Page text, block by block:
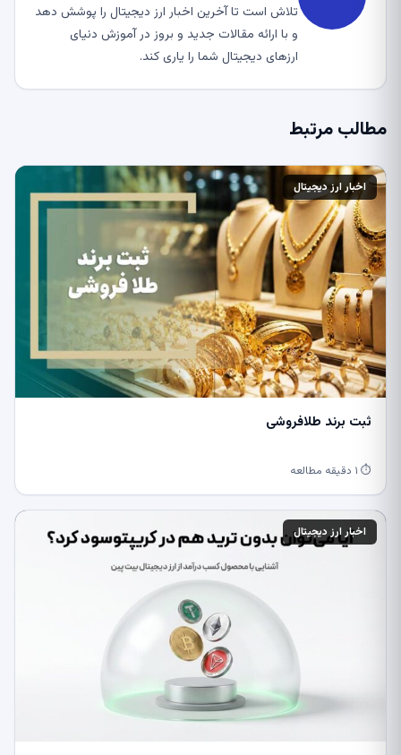
تلاش است تا آخرین اخبار ارز دیجیتال را پوشش دهد
و با ارائه مقالات جدید و بروز در آموزش دنیای
ارزهای دیجیتال شما را یاری کند.
مطالب مرتبط
اخبار ارز دیجیتال
ثبت برند طلافروشی
⏱ ۱ دقیقه مطالعه
اخبار ارز دیجیتال